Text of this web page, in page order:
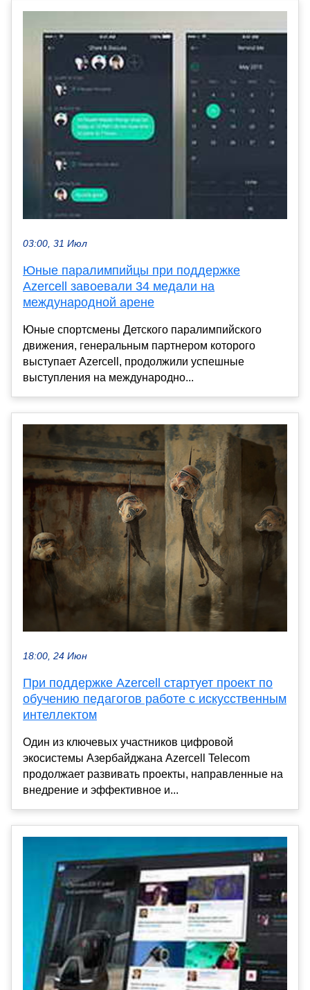
03:00, 31 Июл
Юные паралимпийцы при поддержке
Azercell завоевали 34 медали на
международной арене
Юные спортсмены Детского паралимпийского
движения, генеральным партнером которого
выступает Azercell, продолжили успешные
выступления на международно...
18:00, 24 Июн
При поддержке Azercell стартует проект по
обучению педагогов работе с искусственным
интеллектом
Один из ключевых участников цифровой
экосистемы Азербайджана Azercell Telecom
продолжает развивать проекты, направленные на
внедрение и эффективное и...